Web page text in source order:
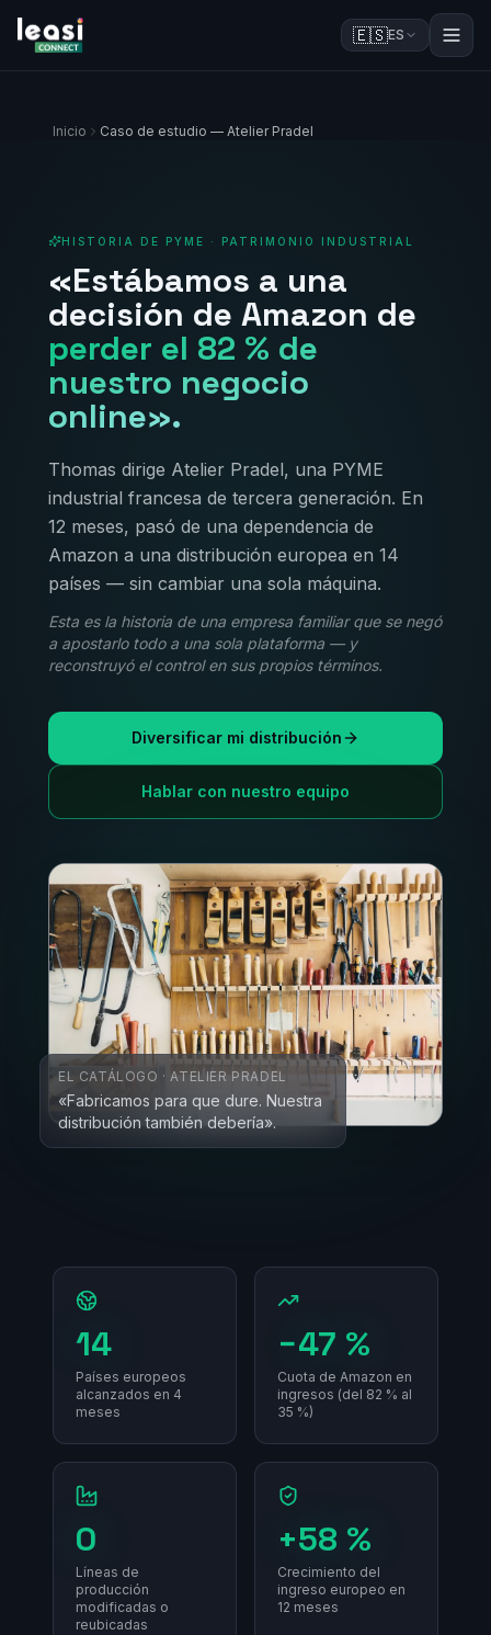
🇪🇸ES
Inicio Caso de estudio — Atelier Pradel
HISTORIA DE PYME · PATRIMONIO INDUSTRIAL
«Estábamos a una
decisión de Amazon de
perder el 82 % de
nuestro negocio
online».
Thomas dirige Atelier Pradel, una PYME
industrial francesa de tercera generación. En
12 meses, pasó de una dependencia de
Amazon a una distribución europea en 14
países — sin cambiar una sola máquina.
Esta es la historia de una empresa familiar que se negó
a apostarlo todo a una sola plataforma — y
reconstruyó el control en sus propios términos.
Diversificar mi distribución
Hablar con nuestro equipo
EL CATÁLOGO · ATELIER PRADEL
«Fabricamos para que dure. Nuestra
distribución también debería».
14
Países europeos
alcanzados en 4
meses
−47 %
Cuota de Amazon en
ingresos (del 82 % al
35 %)
0
Líneas de
producción
modificadas o
reubicadas
+58 %
Crecimiento del
ingreso europeo en
12 meses